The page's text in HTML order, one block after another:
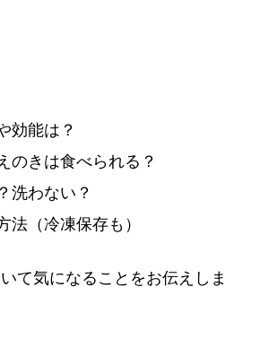
効能は？
のきは食べられる？
洗わない？
法（冷凍保存も）
て気になることをお伝えしま